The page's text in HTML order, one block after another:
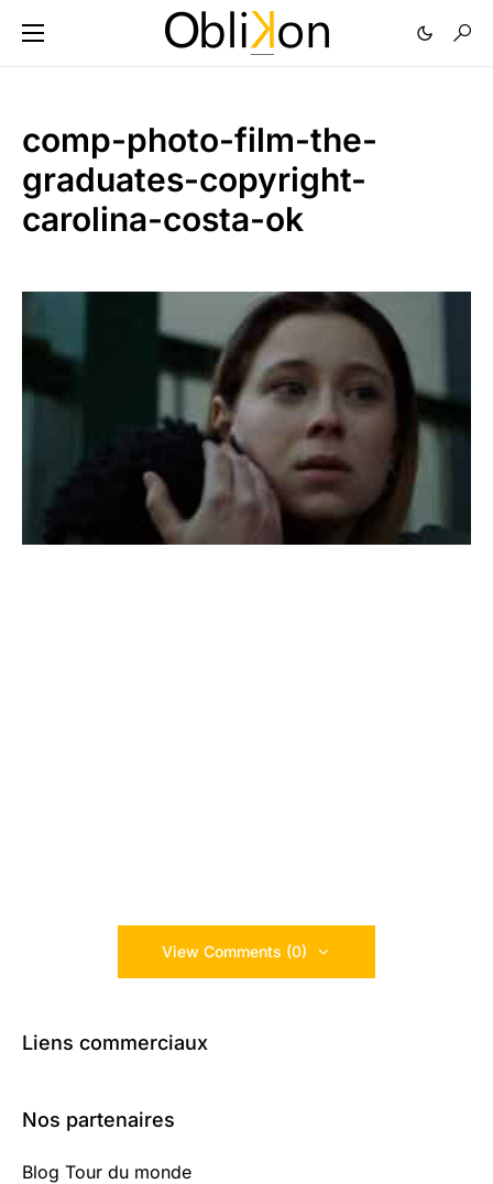
comp-photo-film-the-
graduates-copyright-
carolina-costa-ok
View Comments (0)
Liens commerciaux
Nos partenaires
Blog Tour du monde